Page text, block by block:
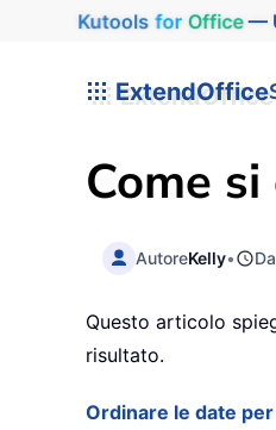
Kutools for Office—
ExtendOffice
Come
AutoreKelly•
Questo articolo
risultato.
Ordinare le date